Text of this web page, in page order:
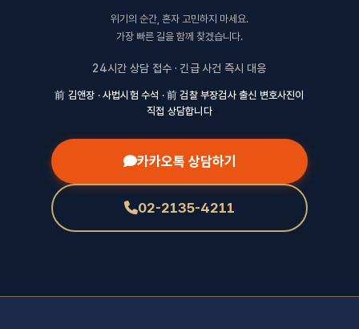
위기의 순간, 혼자 고민하지 마세요.
가장 빠른 길을 함께 찾겠습니다.
24시간 상담 접수 · 긴급 사건 즉시 대응
前 김앤장 · 사법시험 수석 · 前 검찰 부장검사 출신 변호사진이
직접 상담합니다
카카오톡 상담하기
02-2135-4211